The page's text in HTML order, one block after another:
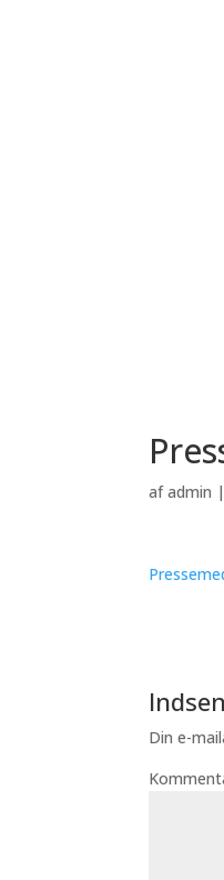
afadmin
Din e-